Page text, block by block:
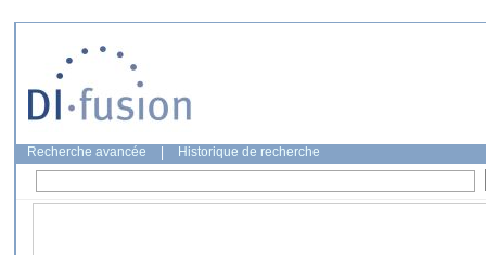
Recherche avancée Historique de recherche